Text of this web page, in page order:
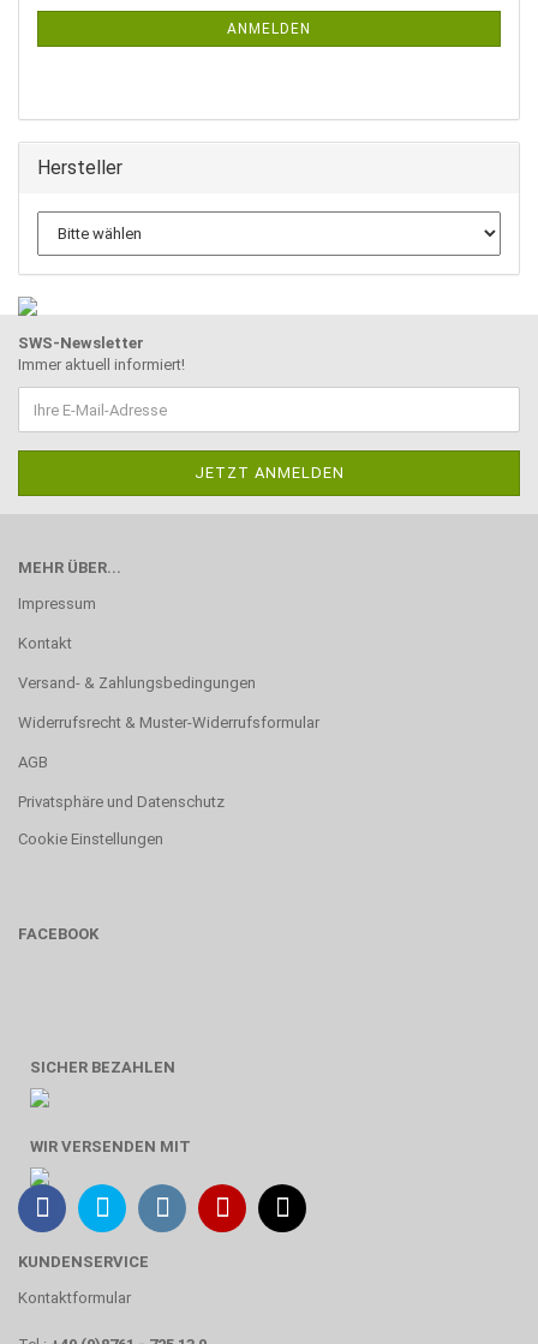
ANMELDEN
Hersteller
SWS-Newsletter
Immer aktuell informiert!
MEHR ÜBER...
Impressum
Kontakt
Versand- & Zahlungsbedingungen
Widerrufsrecht & Muster-Widerrufsformular
AGB
Privatsphäre und Datenschutz
Cookie Einstellungen
FACEBOOK
SICHER BEZAHLEN
WIR VERSENDEN MIT
KUNDENSERVICE
Kontaktformular